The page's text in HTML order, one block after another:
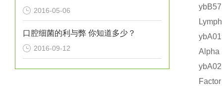
2016-05-06
口腔细菌的利与弊 你知道多少？
2016-09-12